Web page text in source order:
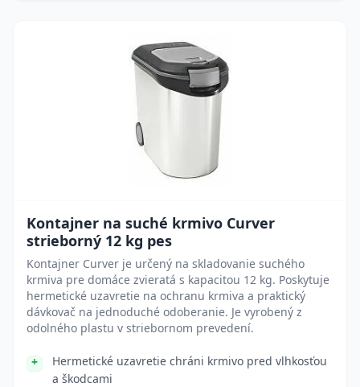
Kontajner na suché krmivo Curver
strieborný 12 kg pes
Kontajner Curver je určený na skladovanie suchého
krmiva pre domáce zvieratá s kapacitou 12 kg. Poskytuje
hermetické uzavretie na ochranu krmiva a praktický
dávkovač na jednoduché odoberanie. Je vyrobený z
odolného plastu v striebornom prevedení.
Hermetické uzavretie chráni krmivo pred vlhkosťou
a škodcami